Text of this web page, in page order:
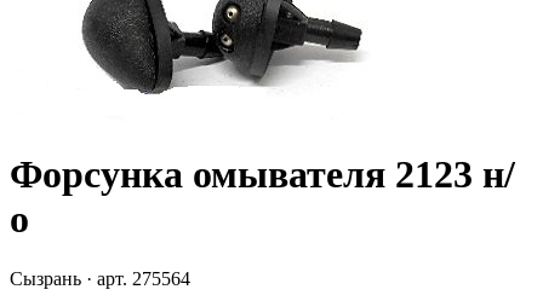
Форсунка омывателя 2123 н/
о
Сызрань · арт. 275564